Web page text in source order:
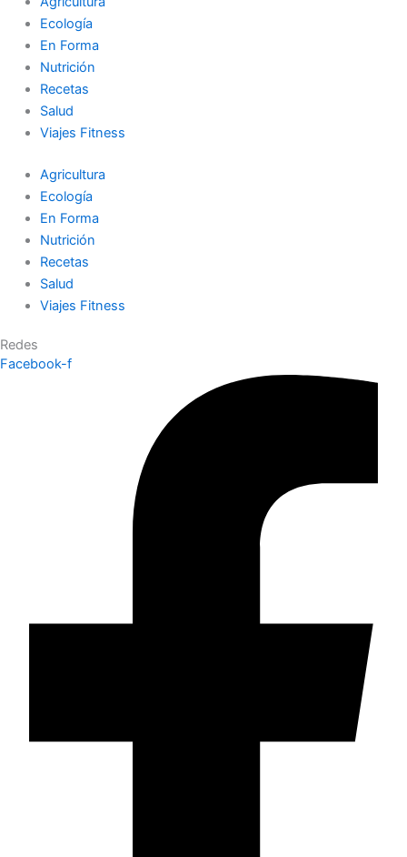
Ecología
En Forma
Nutrición
Recetas
Salud
Viajes Fitness
Agricultura
Ecología
En Forma
Nutrición
Recetas
Salud
Viajes Fitness
Redes
Facebook-f